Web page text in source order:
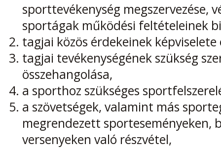
sporttevékenység megszervezése,
sportágak működési feltételeinek
tagjai közös érdekeinek képviselete
tagjai tevékenységének szükség
összehangolása,
a sporthoz szükséges
a szövetségek, valamint más
megrendezett sporteseményeken,
versenyeken való részvétel,